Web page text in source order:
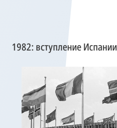
1982: вступление Испании